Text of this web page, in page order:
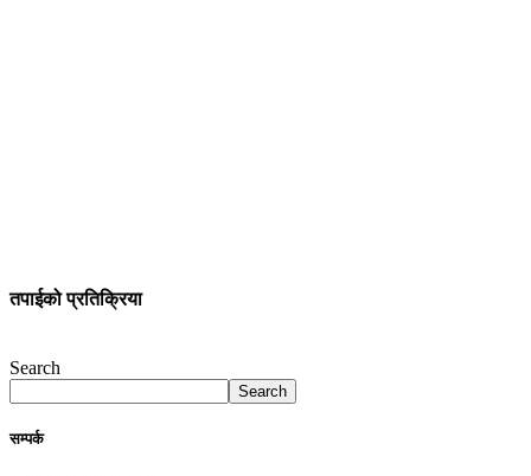
तपाईको प्रतिक्रिया
Search
Search
सम्पर्क